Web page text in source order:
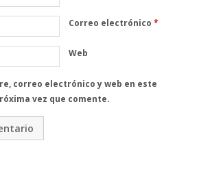
Correo electrónico*
Web
correo electrónico y web en este
vez que comente.